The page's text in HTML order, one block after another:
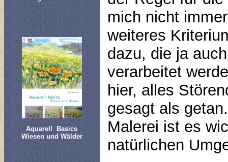
Aquarell Basics
Wiesen und Wälder
mich nicht
weiteres
dazu, die ja
verarbeitet
hier, alles
gesagt als
Malerei ist es
natürlichen